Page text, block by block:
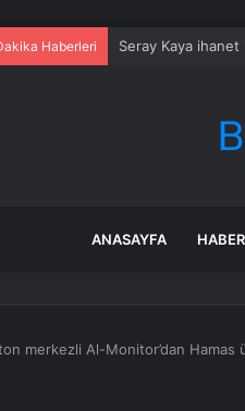
Haberleri Seray Kaya ihanet
ANASAYFA HABER
merkezli Al-Monitor’dan